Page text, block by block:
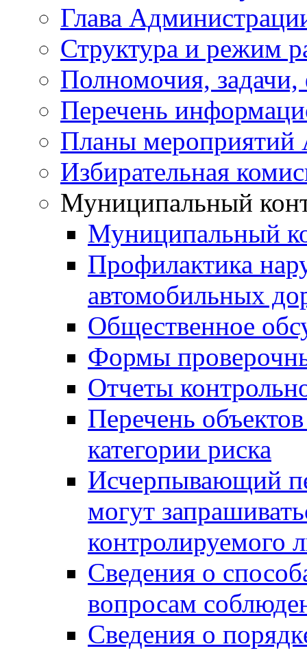
Глава
Структура и режим
Полномочия,
Перечень
Планы мероприятий
Избирательная
Муниципальный
Муниципальный
Профилактика
автомобильных
Общественное
Формы
Отчеты
Перечень
категории риска
Исчерпывающий
могут
контролируемого
Сведения о
вопросам
Сведения о